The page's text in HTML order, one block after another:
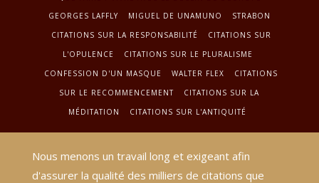
GEORGES LAFFLY
MIGUEL DE UNAMUNO
STRABON
CITATIONS SUR LA RESPONSABILITÉ
CITATIONS SUR
L'OPULENCE
CITATIONS SUR LE PLURALISME
CONFESSION D'UN MASQUE
WALTER FLEX
CITATIONS
SUR LE RECOMMENCEMENT
CITATIONS SUR LA
MÉDITATION
CITATIONS SUR L'ANTIQUITÉ
Nous menons un travail long et exigeant afin
d'assurer la qualité des milliers de citations que